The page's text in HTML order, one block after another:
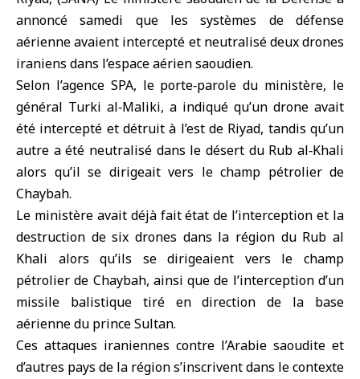
annoncé samedi que les systèmes de défense
aérienne avaient intercepté et neutralisé deux drones
iraniens dans l’espace aérien saoudien.
Selon l’agence SPA, le porte‑parole du ministère, le
général Turki al‑Maliki, a indiqué qu’un drone avait
été intercepté et détruit à l’est de Riyad, tandis qu’un
autre a été neutralisé dans le désert du Rub al‑Khali
alors qu’il se dirigeait vers le champ pétrolier de
Chaybah.
Le ministère avait déjà fait état de l’interception et la
destruction de six drones dans la région du Rub al
Khali alors qu’ils se dirigeaient vers le champ
pétrolier de Chaybah, ainsi que de l’interception d’un
missile balistique tiré en direction de la base
aérienne du prince Sultan.
Ces attaques iraniennes contre l’Arabie saoudite et
d’autres pays de la région s’inscrivent dans le contexte